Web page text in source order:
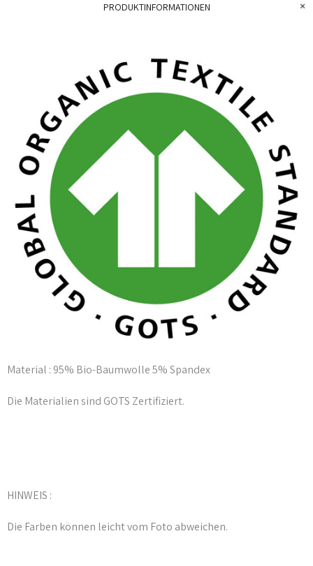
PRODUKTINFORMATIONEN
Material : 95% Bio-Baumwolle 5% Spandex
Die Materialien sind GOTS Zertifiziert.
HINWEIS :
Die Farben können leicht vom Foto abweichen.